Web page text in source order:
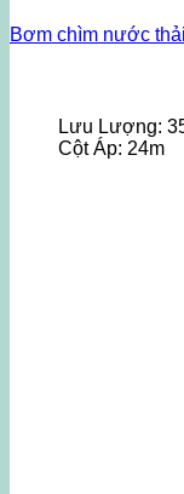
Bơm chìm nước
Lưu Lượng:
Cột Áp: 24m